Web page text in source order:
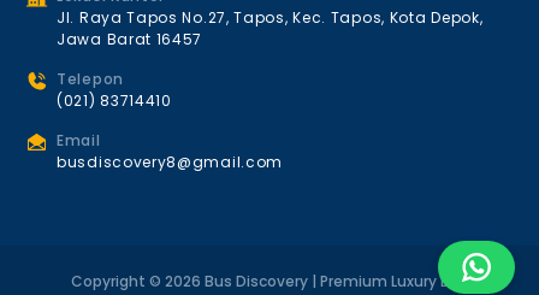
Jl. Raya Tapos No.27, Tapos, Kec. Tapos, Kota Depok,
Jawa Barat 16457
Telepon
(021) 83714410
Email
busdiscovery8@gmail.com
Copyright © 2026 Bus Discovery | Premium Luxury Bus